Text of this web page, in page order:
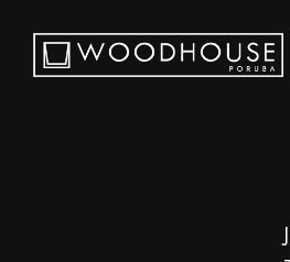
obsah